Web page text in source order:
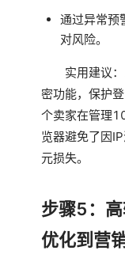
通过异常预
对风险。
实用建议
密功能，保护
个卖家在管理
览器避免了因
元损失。
步骤5：
优化到营